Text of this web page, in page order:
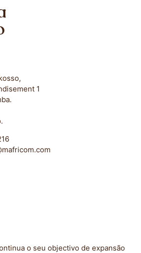
1
o seu objectivo de expansão